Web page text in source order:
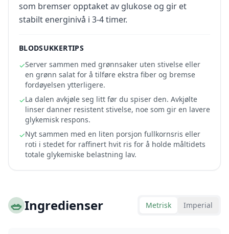
som bremser opptaket av glukose og gir et
stabilt energinivå i 3-4 timer.
BLODSUKKERTIPS
✓Server sammen med grønnsaker uten stivelse eller
en grønn salat for å tilføre ekstra fiber og bremse
fordøyelsen ytterligere.
✓La dalen avkjøle seg litt før du spiser den. Avkjølte
linser danner resistent stivelse, noe som gir en lavere
glykemisk respons.
✓Nyt sammen med en liten porsjon fullkornsris eller
roti i stedet for raffinert hvit ris for å holde måltidets
totale glykemiske belastning lav.
🥗Ingredienser Metrisk Imperial